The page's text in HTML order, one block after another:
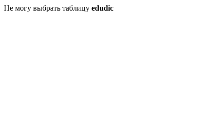
Не могу выбрать таблицу edudic